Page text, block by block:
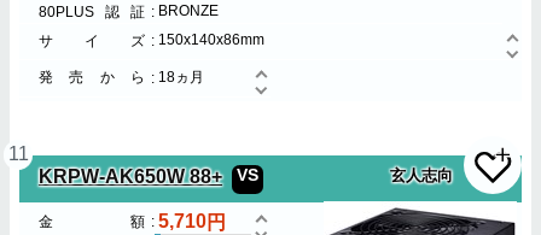
80PLUS認証
BRONZE
サイズ
150x140x86mm
発売から 18ヵ月
11
KRPW-AK650W 88+ VS 玄人志向
金額 5,710